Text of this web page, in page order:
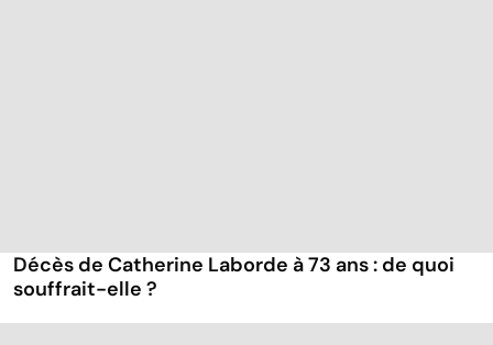
Décès de Catherine Laborde à 73 ans : de quoi
souffrait-elle ?